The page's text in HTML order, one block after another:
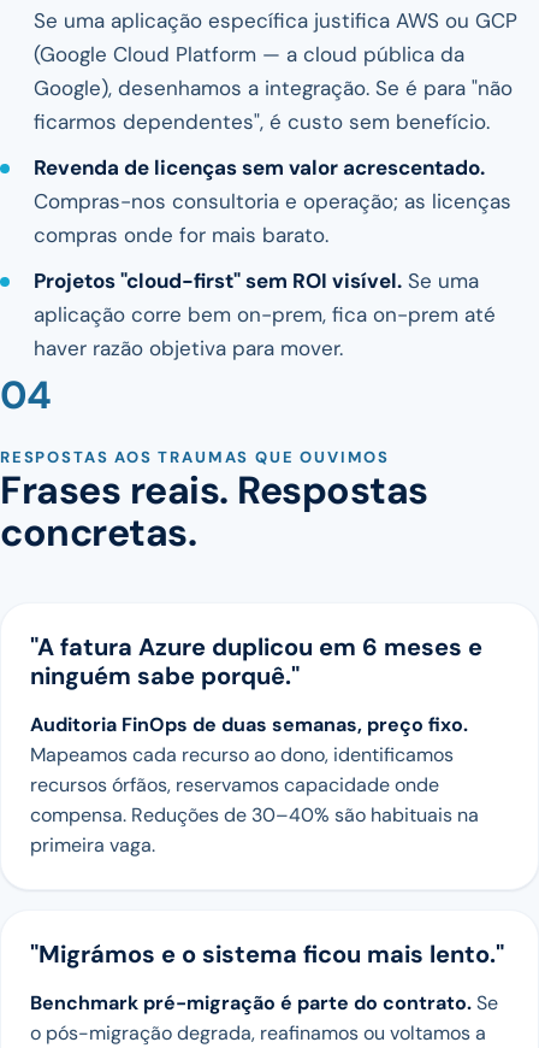
Se uma aplicação específica justifica AWS ou GCP
(Google Cloud Platform — a cloud pública da
Google), desenhamos a integração. Se é para "não
ficarmos dependentes", é custo sem benefício.
Revenda de licenças sem valor acrescentado.
Compras-nos consultoria e operação; as licenças
compras onde for mais barato.
Projetos "cloud-first" sem ROI visível. Se uma
aplicação corre bem on-prem, fica on-prem até
haver razão objetiva para mover.
04
RESPOSTAS AOS TRAUMAS QUE OUVIMOS
Frases reais. Respostas
concretas.
"A fatura Azure duplicou em 6 meses e
ninguém sabe porquê."
Auditoria FinOps de duas semanas, preço fixo.
Mapeamos cada recurso ao dono, identificamos
recursos órfãos, reservamos capacidade onde
compensa. Reduções de 30–40% são habituais na
primeira vaga.
"Migrámos e o sistema ficou mais lento."
Benchmark pré-migração é parte do contrato.Se
o pós-migração degrada, reafinamos ou voltamos a